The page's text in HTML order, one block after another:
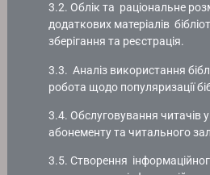
3.2. Облік та раціональне
додаткових матеріалів
зберігання та реєстрація.
3.3. Аналіз використання
робота щодо популяризації
3.4. Обслуговування читачів
абонементу та читального
3.5. Створення